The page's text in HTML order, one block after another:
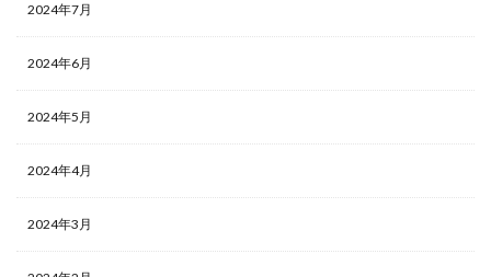
2024年7月
2024年6月
2024年5月
2024年4月
2024年3月